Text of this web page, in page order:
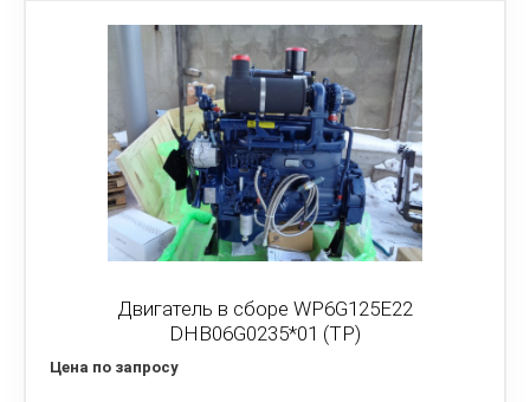
Двигатель в сборе WP6G125E22
DHB06G0235*01 (TP)
Цена по запросу